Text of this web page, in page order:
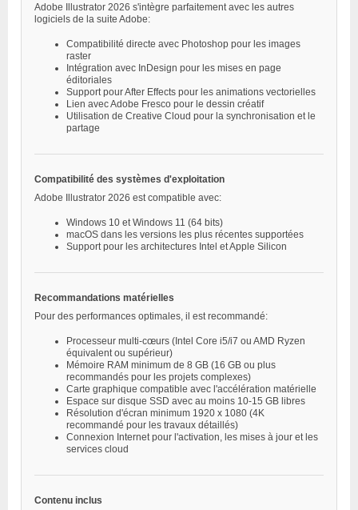
Adobe Illustrator 2026 s'intègre parfaitement avec les autres
logiciels de la suite Adobe:
Compatibilité directe avec Photoshop pour les images
raster
Intégration avec InDesign pour les mises en page
éditoriales
Support pour After Effects pour les animations vectorielles
Lien avec Adobe Fresco pour le dessin créatif
Utilisation de Creative Cloud pour la synchronisation et le
partage
Compatibilité des systèmes d'exploitation
Adobe Illustrator 2026 est compatible avec:
Windows 10 et Windows 11 (64 bits)
macOS dans les versions les plus récentes supportées
Support pour les architectures Intel et Apple Silicon
Recommandations matérielles
Pour des performances optimales, il est recommandé:
Processeur multi-cœurs (Intel Core i5/i7 ou AMD Ryzen
équivalent ou supérieur)
Mémoire RAM minimum de 8 GB (16 GB ou plus
recommandés pour les projets complexes)
Carte graphique compatible avec l'accélération matérielle
Espace sur disque SSD avec au moins 10-15 GB libres
Résolution d'écran minimum 1920 x 1080 (4K
recommandé pour les travaux détaillés)
Connexion Internet pour l'activation, les mises à jour et les
services cloud
Contenu inclus